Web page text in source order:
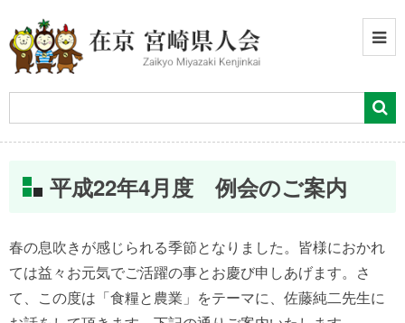
平成22年4月度 例会のご案内
春の息吹きが感じられる季節となりました。皆様におかれ
ては益々お元気でご活躍の事とお慶び申しあげます。さ
て、この度は「食糧と農業」をテーマに、佐藤純二先生に